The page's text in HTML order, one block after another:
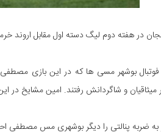
هفته دوم لیگ دسته اول مقابل اروند خرمشهر با
بوشهر مسی ها که در این بازی
و شاگردانش رفتند. امین مشایخ در
ضربه پنالتی را دیگر بوشهری مس مصطفی